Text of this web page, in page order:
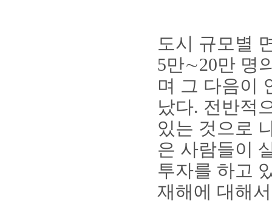
도시 규모별
5만∼20만 명
며 그 다음이
났다. 전반적
있는 것으로
은 사람들이
투자를 하고
재해에 대해